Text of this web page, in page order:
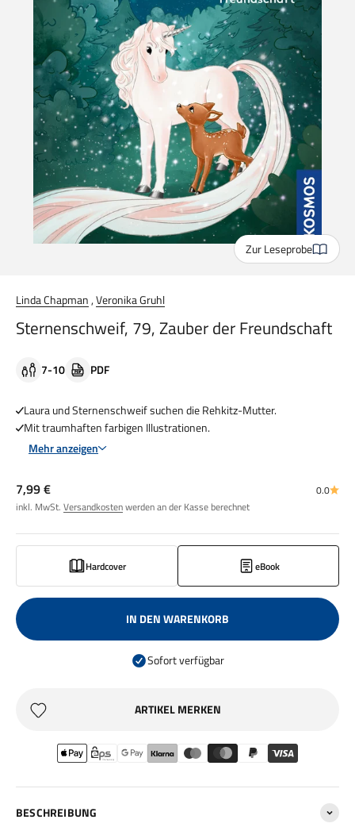
Zur Leseprobe
Linda Chapman,Veronika Gruhl
Sternenschweif, 79, Zauber der Freundschaft
7-10 PDF
Laura und Sternenschweif suchen die Rehkitz-Mutter.
Mit traumhaften farbigen Illustrationen.
Mehr anzeigen
Angebot
7,99 €
inkl. MwSt. Versandkostenwerden an der Kasse berechnet
0.0
Hardcover eBook
IN DEN WARENKORB
Sofort verfügbar
ARTIKEL MERKEN
BESCHREIBUNG